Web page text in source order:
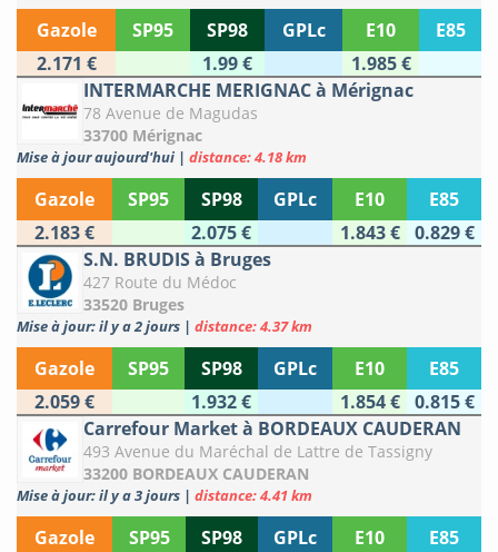
Gazole SP95 SP98 GPLc E10
E85
2.171 €
1.99 €
1.985 €
INTERMARCHE MERIGNAC à Mérignac
78 Avenue de Magudas
33700 Mérignac
Mise à jour aujourd'hui | distance: 4.18 km
Gazole SP95 SP98 GPLc E10
E85
2.183 €
2.075 € 1.843 €
0.829 €
S.N. BRUDIS à Bruges
427 Route du Médoc
33520 Bruges
Mise à jour: il y a 2 jours | distance: 4.37 km
Gazole SP95 SP98 GPLc E10
E85
2.059 €
1.932 € 1.854 €
0.815 €
Carrefour Market à BORDEAUX CAUDERAN
493 Avenue du Maréchal de Lattre de Tassigny
33200 BORDEAUX CAUDERAN
Mise à jour: il y a 3 jours | distance: 4.41 km
Gazole SP95 SP98 GPLc E10
E85